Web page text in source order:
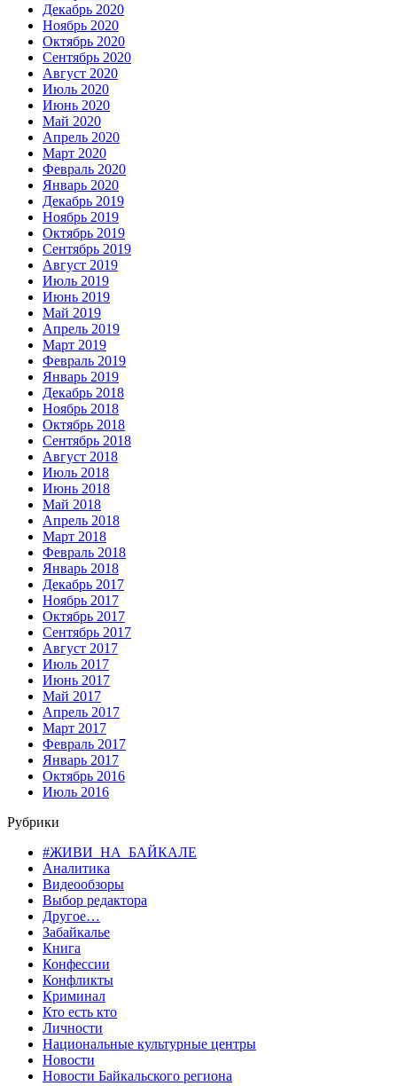
Декабрь 2020
Ноябрь 2020
Октябрь 2020
Сентябрь 2020
Август 2020
Июль 2020
Июнь 2020
Май 2020
Апрель 2020
Март 2020
Февраль 2020
Январь 2020
Декабрь 2019
Ноябрь 2019
Октябрь 2019
Сентябрь 2019
Август 2019
Июль 2019
Июнь 2019
Май 2019
Апрель 2019
Март 2019
Февраль 2019
Январь 2019
Декабрь 2018
Ноябрь 2018
Октябрь 2018
Сентябрь 2018
Август 2018
Июль 2018
Июнь 2018
Май 2018
Апрель 2018
Март 2018
Февраль 2018
Январь 2018
Декабрь 2017
Ноябрь 2017
Октябрь 2017
Сентябрь 2017
Август 2017
Июль 2017
Июнь 2017
Май 2017
Апрель 2017
Март 2017
Февраль 2017
Январь 2017
Октябрь 2016
Июль 2016
Рубрики
#ЖИВИ_НА_БАЙКАЛЕ
Аналитика
Видеообзоры
Выбор редактора
Другое…
Забайкалье
Книга
Конфессии
Конфликты
Криминал
Кто есть кто
Личности
Национальные культурные центры
Новости
Новости Байкальского региона